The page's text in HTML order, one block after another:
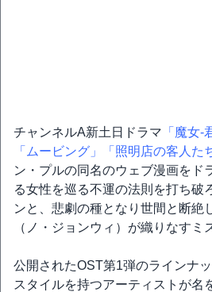
チャンネルA新土日ドラマ 「魔女-
「ムービング」
「照明店の客人た
ン・プルの同名のウェブ漫画をド
る女性を巡る不運の法則を打ち破
ンと、悲劇の種となり世間と断絶
（ノ・ジョンウィ）が織りなすミ
公開されたOST第1弾のラインナ
スタイルを持つアーティストが名